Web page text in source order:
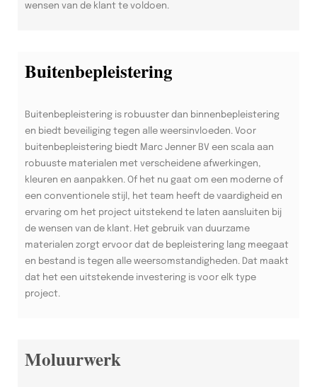
wensen van de klant te voldoen.
Buitenbepleistering
Buitenbepleistering is robuuster dan binnenbepleistering
en biedt beveiliging tegen alle weersinvloeden. Voor
buitenbepleistering biedt Marc Jenner BV een scala aan
robuuste materialen met verscheidene afwerkingen,
kleuren en aanpakken. Of het nu gaat om een moderne of
een conventionele stijl, het team heeft de vaardigheid en
ervaring om het project uitstekend te laten aansluiten bij
de wensen van de klant. Het gebruik van duurzame
materialen zorgt ervoor dat de bepleistering lang meegaat
en bestand is tegen alle weersomstandigheden. Dat maakt
dat het een uitstekende investering is voor elk type
project.
Moluurwerk